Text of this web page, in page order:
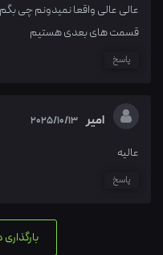
عالی عالی واقعا نمیدونم چی
قسمت های بعدی هستیم
پاسخ
امیر 2025/10/13
عالیه
پاسخ